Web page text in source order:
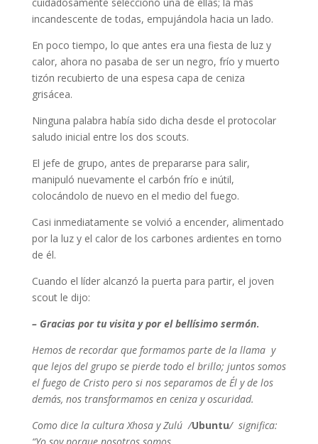
incandescente de todas, empujándola hacia un lado.
En poco tiempo, lo que antes era una fiesta de luz y
calor, ahora no pasaba de ser un negro, frío y muerto
tizón recubierto de una espesa capa de ceniza
grisácea.
Ninguna palabra había sido dicha desde el protocolar
saludo inicial entre los dos scouts.
El jefe de grupo, antes de prepararse para salir,
manipuló nuevamente el carbón frío e inútil,
colocándolo de nuevo en el medio del fuego.
Casi inmediatamente se volvió a encender, alimentado
por la luz y el calor de los carbones ardientes en torno
de él.
Cuando el líder alcanzó la puerta para partir, el joven
scout le dijo:
– Gracias por tu visita y por el bellísimo sermón.
Hemos de recordar que formamos parte de la llama y
que lejos del grupo se pierde todo el brillo; juntos somos
el fuego de Cristo pero si nos separamos de Él y de los
demás, nos transformamos en ceniza y oscuridad.
Como dice la cultura Xhosa y Zulú /Ubuntu/ significa:
“Yo soy porque nosotros somos